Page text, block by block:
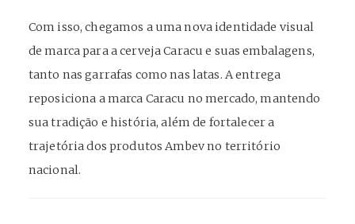
Com isso, chegamos a uma novaidentidade visual
de marcapara a cerveja Caracu e suas embalagens,
tanto nas garrafas como nas latas. A entrega
reposiciona a marca Caracu no mercado, mantendo
sua tradição e história, além de fortalecer a
trajetória dos produtos Ambev no território
nacional.